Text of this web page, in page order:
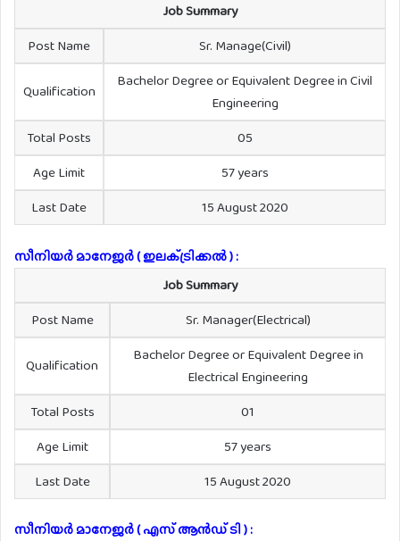
Job Summary
Post Name
Sr. Manage(Civil)
Qualification
Bachelor Degree or Equivalent Degree in Civil
Engineering
Total Posts
05
Age Limit
57 years
Last Date
15 August 2020
സീനിയർ മാനേജർ ( ഇലക്‌ട്രിക്കൽ ) :
Job Summary
Post Name
Sr. Manager(Electrical)
Qualification
Bachelor Degree or Equivalent Degree in
Electrical Engineering
Total Posts
01
Age Limit
57 years
Last Date
15 August 2020
സീനിയർ മാനേജർ ( എസ് ആൻഡ് ടി ) :